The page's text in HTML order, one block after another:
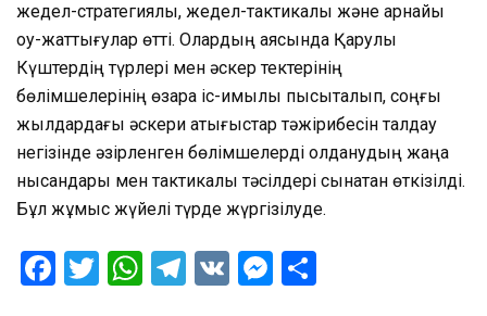
жедел-стратегиялық, жедел-тактикалық және арнайы
оқу-жаттығулар өтті. Олардың аясында Қарулы
Күштердің түрлері мен әскер тектерінің
бөлімшелерінің өзара іс-қимылы пысықталып, соңғы
жылдардағы әскери қақтығыстар тәжірибесін талдау
негізінде әзірленген бөлімшелерді қолданудың жаңа
нысандары мен тактикалық тәсілдері сынақтан өткізілді.
Бұл жұмыс жүйелі түрде жүргізілуде.
Facebook
Twitter
WhatsApp
Telegram
VK Messenger